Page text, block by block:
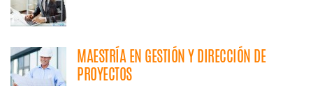
MAESTRÍA EN GESTIÓN Y DIRECCIÓN DE
PROYECTOS